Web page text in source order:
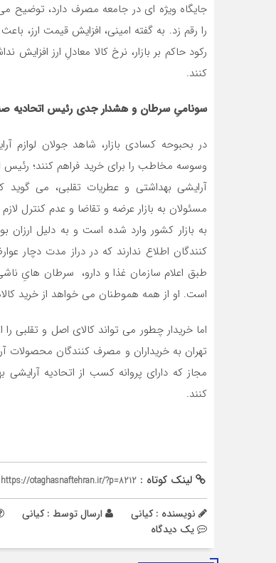
جایگاه ویژه ای در جامعه مصرف دارد، توضیح
را رقم زد. به گفته امینی، افزایش قیمت ارز،
رکود حاکم بر بازار، نرخ کالا معادلِ ارز
کنند.
سونامیِ سرطان و هشدار جدی رئیس اتحادیه
در بحبوحه کسادی بازار، شاهد جولان
وسوسه مخاطب را برای خرید فراهم کنند؛ رئیس
آرایشی بهداشتی و عطریات تقلبی، می گوید
مسئولان به بازار عرضه و تقاضا و عدم کنترل
به بازار کشور وارد شده است و به دلیل ارزان
کنندگان اطلاع ندارند که در دراز مدت دچار
است. او از همه هموطنان می خواهد از خرید
اما خریدار چطور می تواند کالای اصل و
تهران به خریداران و مصرف کنندگان محصولات
مجاز که دارای پروانه کسب از اتحادیه
کنند.
لینک کوتاه : https://otaghasnaftehran.ir/?p=8212
نویسنده : کیانی ارسال توسط :کیانی
يک دیدگاه